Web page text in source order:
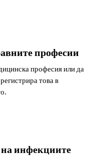
професии
професия или да
това в
инфекциите